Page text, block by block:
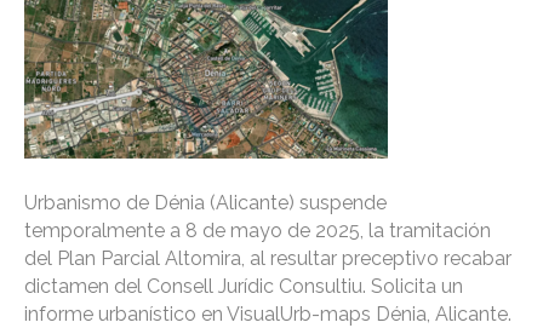
Urbanismo de Dénia (Alicante) suspende
temporalmente a 8 de mayo de 2025, la tramitación
del Plan Parcial Altomira, al resultar preceptivo recabar
dictamen del Consell Jurídic Consultiu. Solicita un
informe urbanístico en VisualUrb-maps Dénia, Alicante.